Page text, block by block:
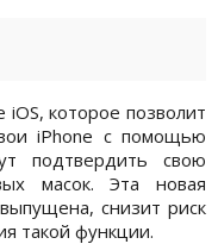
которое позволит
iPhone с помощью
подтвердить свою
масок. Эта новая
снизит риск
такой функции.